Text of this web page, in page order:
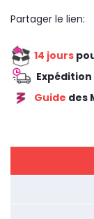
Partager le lien:
14 jours
Expédition
Guide des